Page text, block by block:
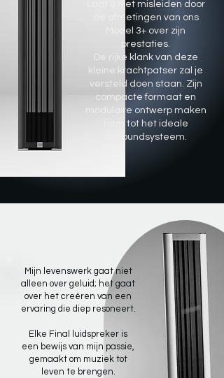
Laat u niet misleiden door
de afmetingen van ons
Model 3+ over zijn
prestaties.
De rijke klank van deze
kleine krachtpatser zal je
versteld doen staan. Zijn
compacte formaat en
modulaire ontwerp maken
hem tot het ideale
surroundsysteem.
Mijn levenswerk gaat niet
alleen over geluid; het gaat
over het creëren van een
ervaring die diep resoneert.
Elke Final luidspreker is
een bewijs van mijn passie,
gemaakt om muziek tot
leven te brengen.